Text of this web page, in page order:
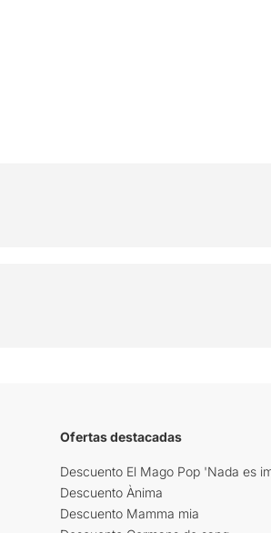
Ofertas destacadas
Descuento El Mago Pop 'Nada es
Descuento Ànima
Descuento Mamma mia